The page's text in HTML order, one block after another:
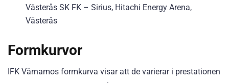
Västerås SK FK – Sirius, Hitachi Energy Arena,
Västerås
Formkurvor
IFK Värnamos formkurva visar att de varierar i prestationen